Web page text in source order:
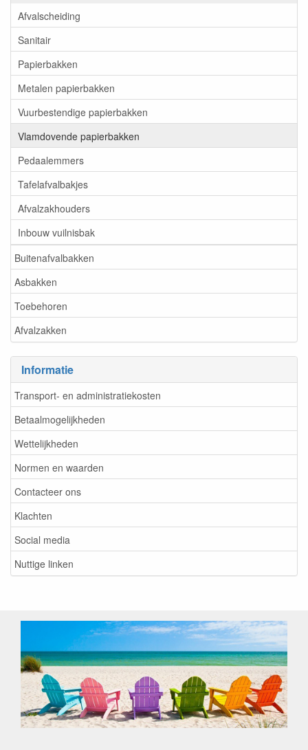
Afvalscheiding
Sanitair
Papierbakken
Metalen papierbakken
Vuurbestendige papierbakken
Vlamdovende papierbakken
Pedaalemmers
Tafelafvalbakjes
Afvalzakhouders
Inbouw vuilnisbak
Buitenafvalbakken
Asbakken
Toebehoren
Afvalzakken
Informatie
Transport- en administratiekosten
Betaalmogelijkheden
Wettelijkheden
Normen en waarden
Contacteer ons
Klachten
Social media
Nuttige linken